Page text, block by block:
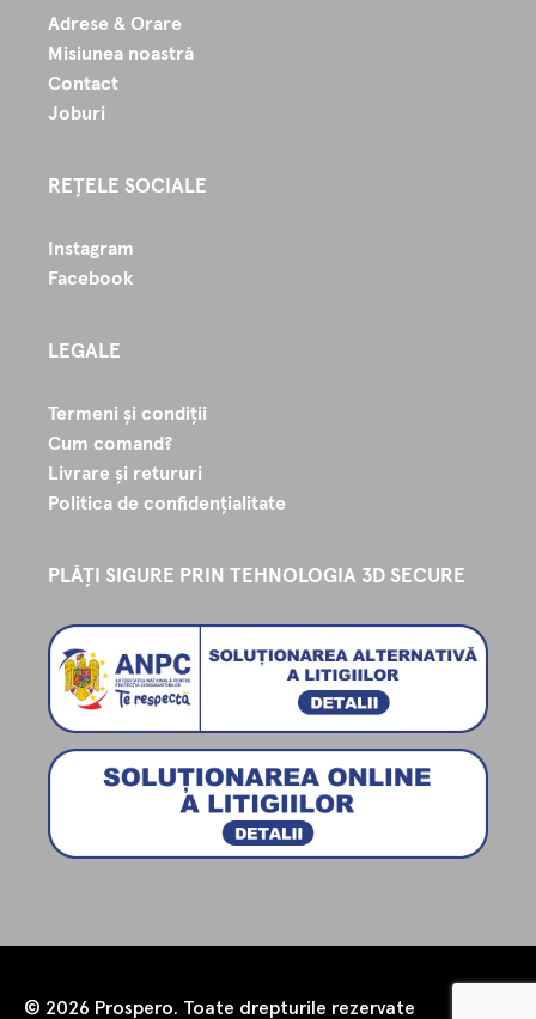
Adrese & Orare
Misiunea noastră
Contact
Joburi
REȚELE SOCIALE
Instagram
Facebook
LEGALE
Termeni și condiții
Cum comand?
Livrare și retururi
Politica de confidențialitate
PLĂȚI SIGURE PRIN TEHNOLOGIA 3D SECURE
© 2026 Prospero. Toate drepturile rezervate